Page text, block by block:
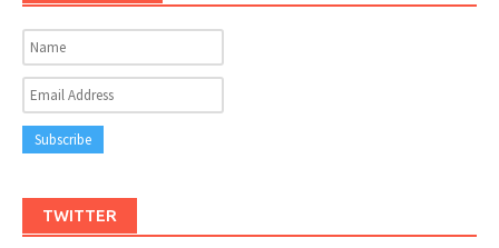
TWITTER